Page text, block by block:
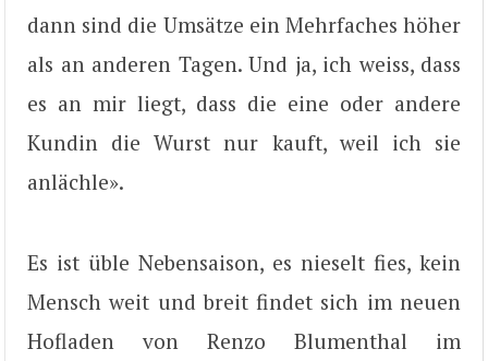
dann sind die Umsätze ein Mehrfaches höher
als an anderen Tagen. Und ja, ich weiss, dass
es an mir liegt, dass die eine oder andere
Kundin die Wurst nur kauft, weil ich sie
anlächle».
Es ist üble Nebensaison, es nieselt fies, kein
Mensch weit und breit findet sich im neuen
Hofladen von Renzo Blumenthal im